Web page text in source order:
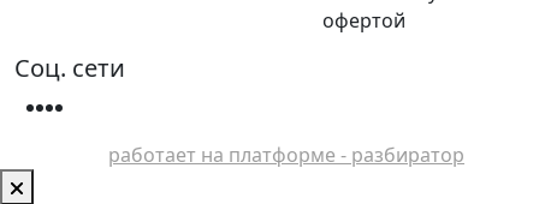
офертой
Соц. сети
работает на платформе - разбиратор